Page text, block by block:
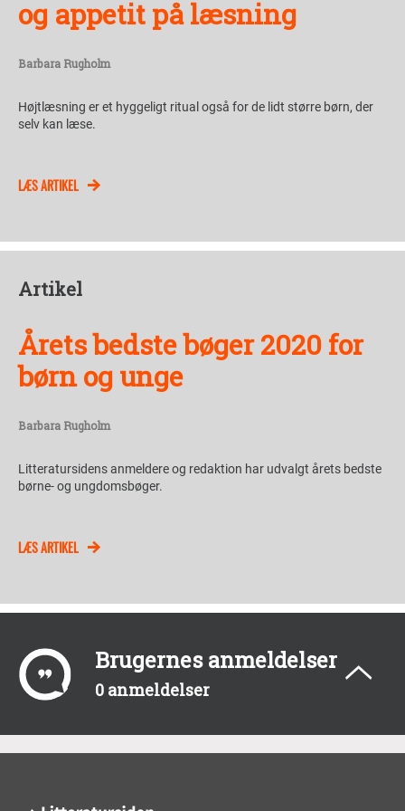
og appetit på læsning
Barbara Rugholm
Højtlæsning er et hyggeligt ritual også for de lidt større børn, der
selv kan læse.
LÆS ARTIKEL
Artikel
Årets bedste bøger 2020 for
børn og unge
Barbara Rugholm
Litteratursidens anmeldere og redaktion har udvalgt årets bedste
børne- og ungdomsbøger.
LÆS ARTIKEL
Brugernes anmeldelser
0 anmeldelser